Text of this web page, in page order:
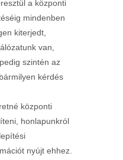
a központi
mindenben
kiterjedt,
van,
szintén az
kérdés
központi
honlapunkról
nyújt ehhez.